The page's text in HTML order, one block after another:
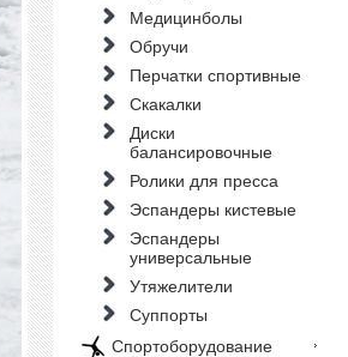
Медицинболы
Обручи
Перчатки спортивные
Скакалки
Диски
балансировочные
Ролики для пресса
Эспандеры кистевые
Эспандеры
универсальные
Утяжелители
Суппорты
Спортоборудование